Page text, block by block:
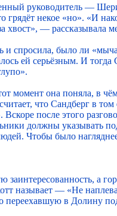
руководитель —
грядёт некое «но». «И
хвост», — рассказывала
и спросила, было ли
ей серьёзным. И
момент она поняла, в
что Сандберг в
после этого
должны указывать
Чтобы было
заинтересованность, а
называет — «Не
переехавшую в Долину